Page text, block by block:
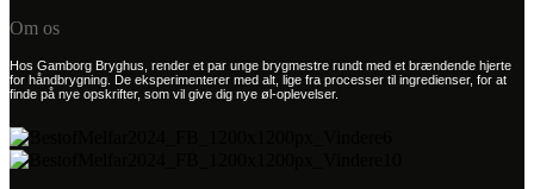
Om os
Hos Gamborg Bryghus, render et par unge brygmestre rundt med et brændende hjerte
for håndbrygning. De eksperimenterer med alt, lige fra processer til ingredienser, for at
finde på nye opskrifter, som vil give dig nye øl-oplevelser.